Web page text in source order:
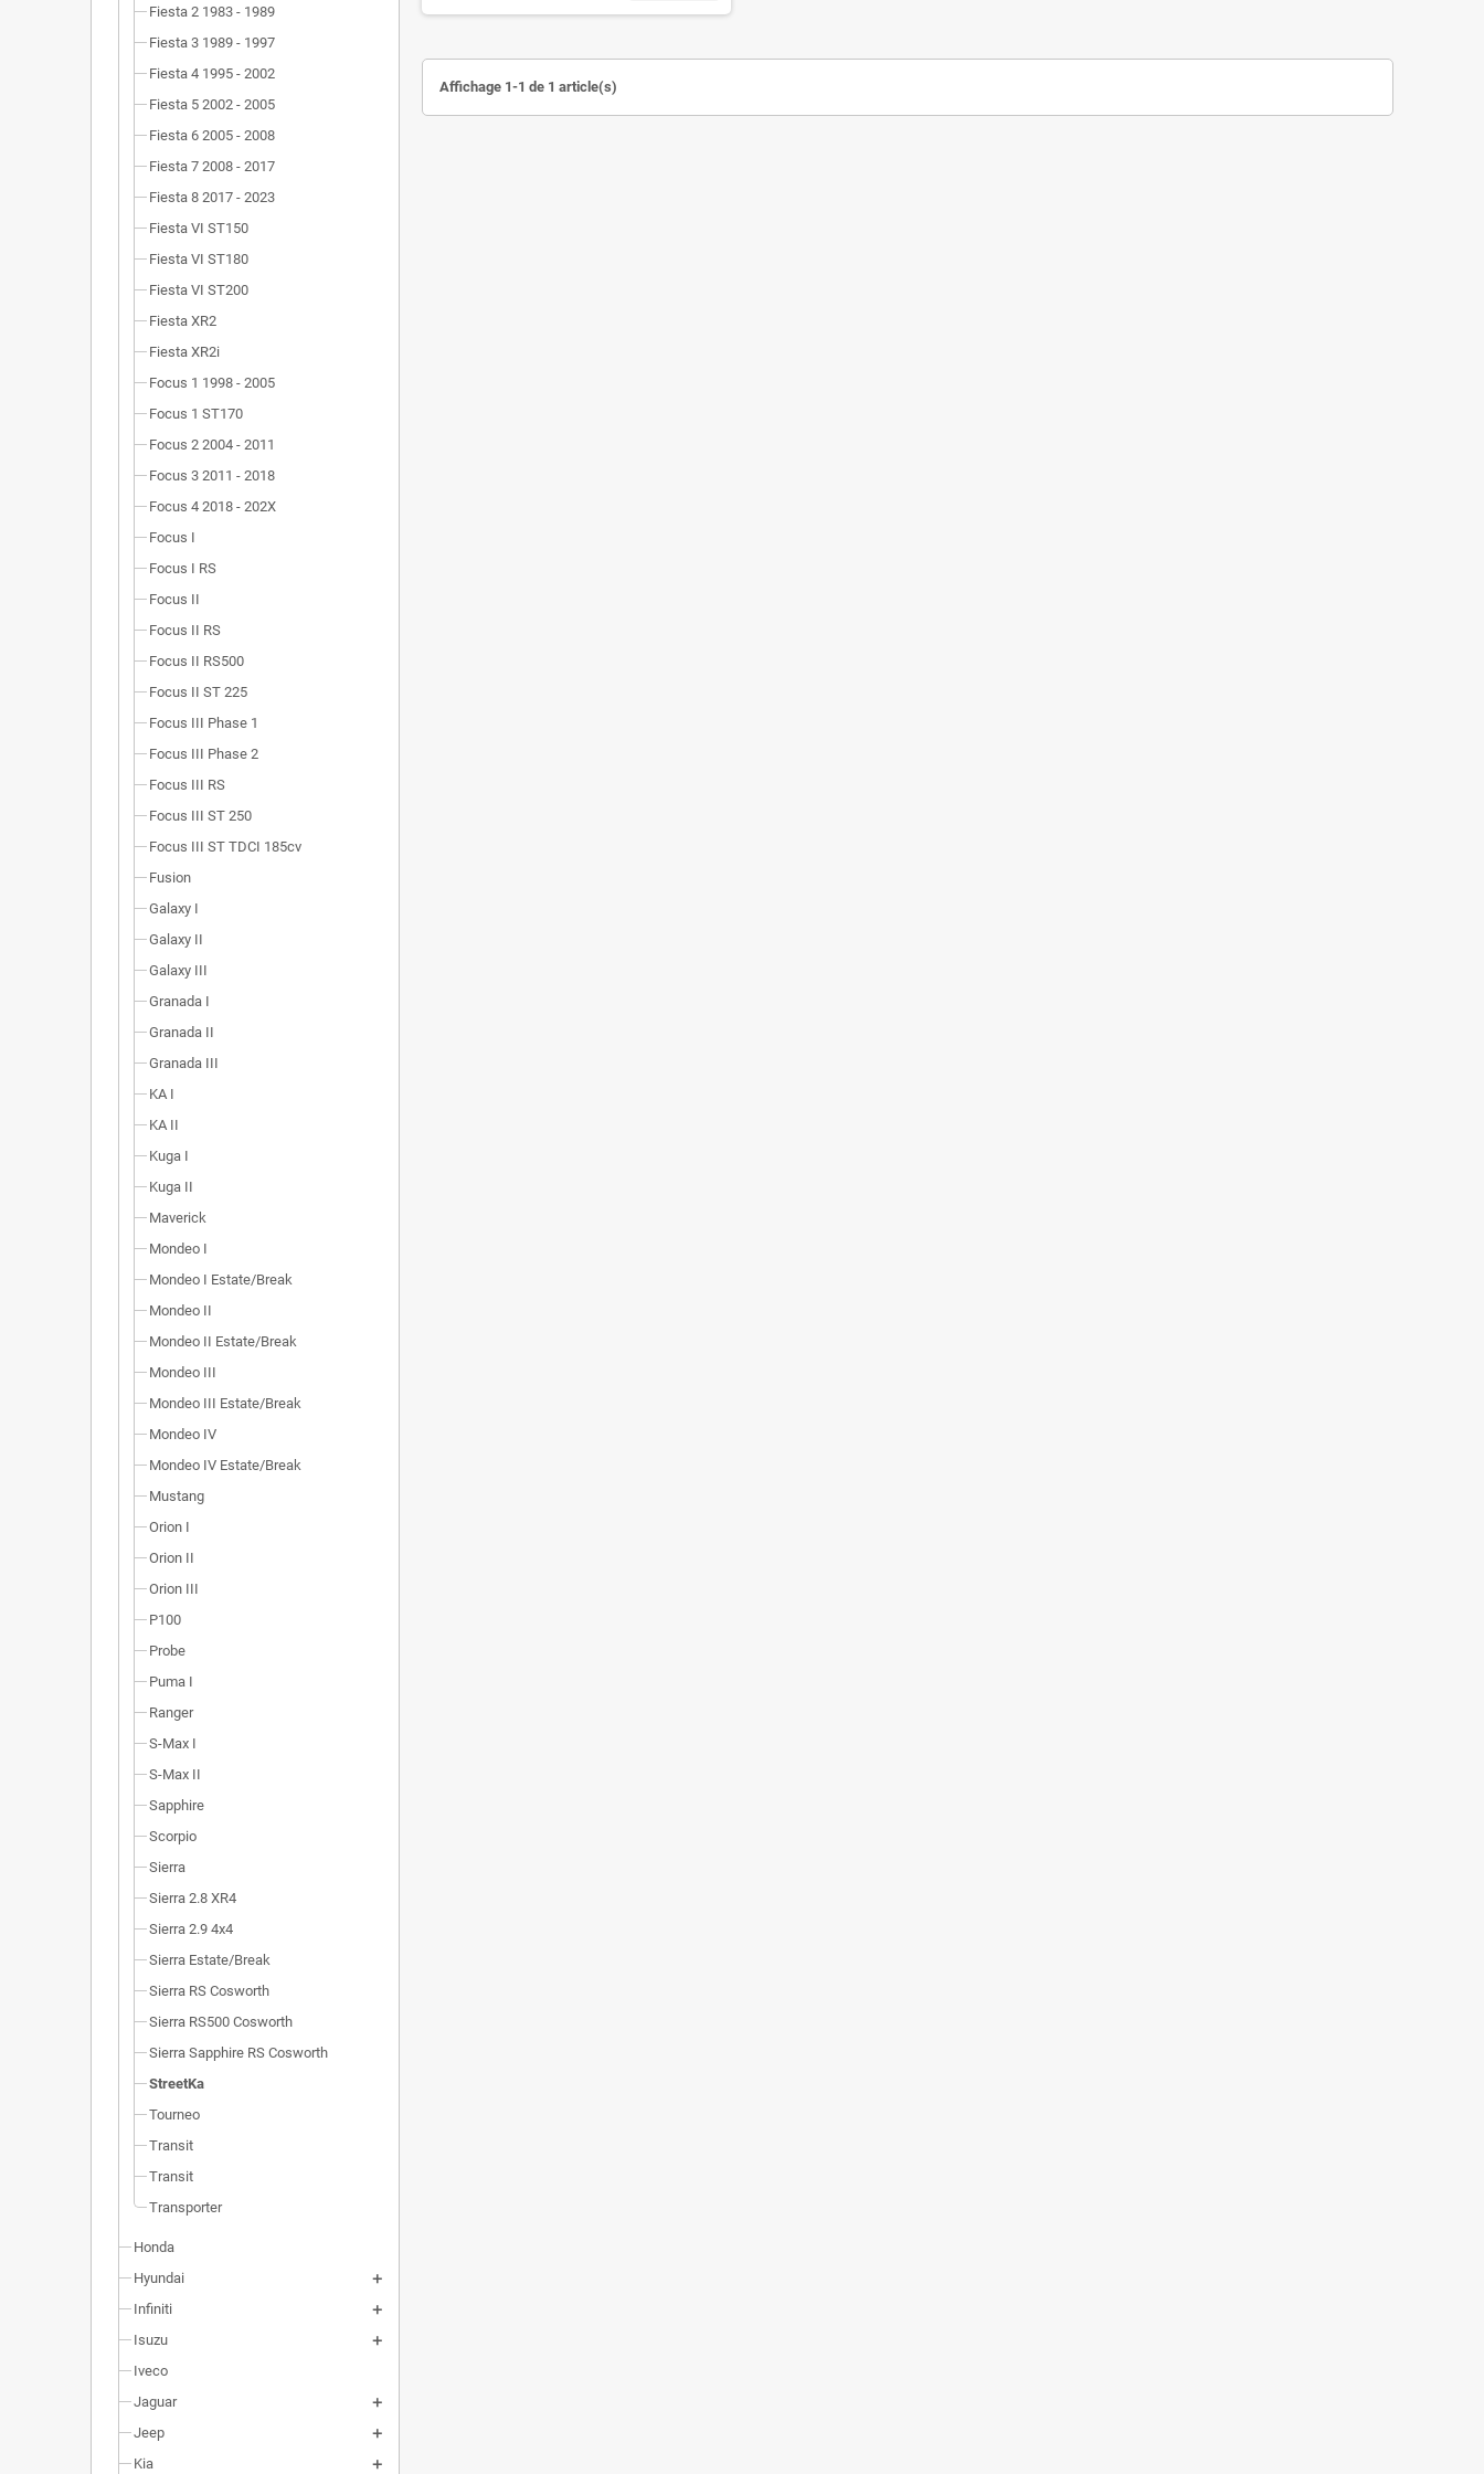
Fiesta 2 1983 - 1989
Fiesta 3 1989 - 1997
Fiesta 4 1995 - 2002
Fiesta 5 2002 - 2005
Fiesta 6 2005 - 2008
Fiesta 7 2008 - 2017
Fiesta 8 2017 - 2023
Fiesta VI ST150
Fiesta VI ST180
Fiesta VI ST200
Fiesta XR2
Fiesta XR2i
Focus 1 1998 - 2005
Focus 1 ST170
Focus 2 2004 - 2011
Focus 3 2011 - 2018
Focus 4 2018 - 202X
Focus I
Focus I RS
Focus II
Focus II RS
Focus II RS500
Focus II ST 225
Focus III Phase 1
Focus III Phase 2
Focus III RS
Focus III ST 250
Focus III ST TDCI 185cv
Fusion
Galaxy I
Galaxy II
Galaxy III
Granada I
Granada II
Granada III
KA I
KA II
Kuga I
Kuga II
Maverick
Mondeo I
Mondeo I Estate/Break
Mondeo II
Mondeo II Estate/Break
Mondeo III
Mondeo III Estate/Break
Mondeo IV
Mondeo IV Estate/Break
Mustang
Orion I
Orion II
Orion III
P100
Probe
Puma I
Ranger
S-Max I
S-Max II
Sapphire
Scorpio
Sierra
Sierra 2.8 XR4
Sierra 2.9 4x4
Sierra Estate/Break
Sierra RS Cosworth
Sierra RS500 Cosworth
Sierra Sapphire RS Cosworth
StreetKa
Tourneo
Transit
Transit
Transporter
Honda
Hyundai
Infiniti
Isuzu
Iveco
Jaguar
Jeep
Kia
Affichage 1-1 de 1 article(s)